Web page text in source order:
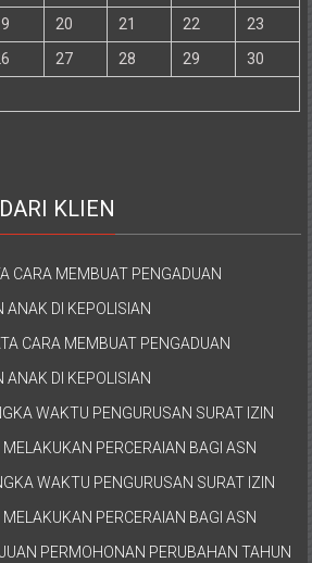
20 21 22
23
27 28 29
30
KLIEN
CARA MEMBUAT PENGADUAN
ANAK DI KEPOLISIAN
CARA MEMBUAT PENGADUAN
ANAK DI KEPOLISIAN
WAKTU PENGURUSAN SURAT IZIN
PERCERAIAN BAGI ASN
WAKTU PENGURUSAN SURAT IZIN
PERCERAIAN BAGI ASN
PERMOHONAN PERUBAHAN TAHUN